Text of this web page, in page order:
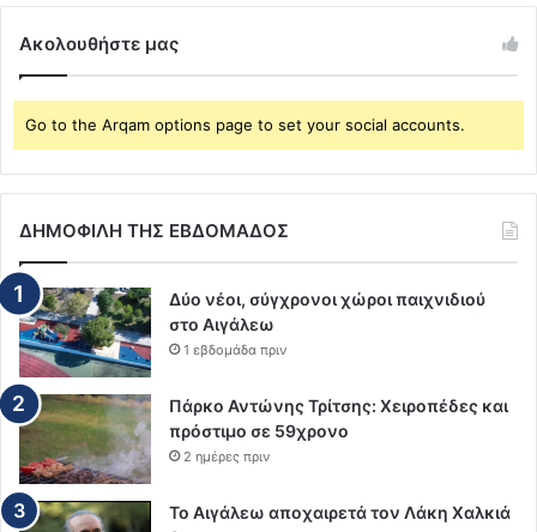
Ακολουθήστε μας
Go to the Arqam options page to set your social accounts.
ΔΗΜΟΦΙΛΗ ΤΗΣ ΕΒΔΟΜΑΔΟΣ
Δύο νέοι, σύγχρονοι χώροι παιχνιδιού
στο Αιγάλεω
1 εβδομάδα πριν
Πάρκο Αντώνης Τρίτσης: Χειροπέδες και
πρόστιμο σε 59χρονο
2 ημέρες πριν
Το Αιγάλεω αποχαιρετά τον Λάκη Χαλκιά